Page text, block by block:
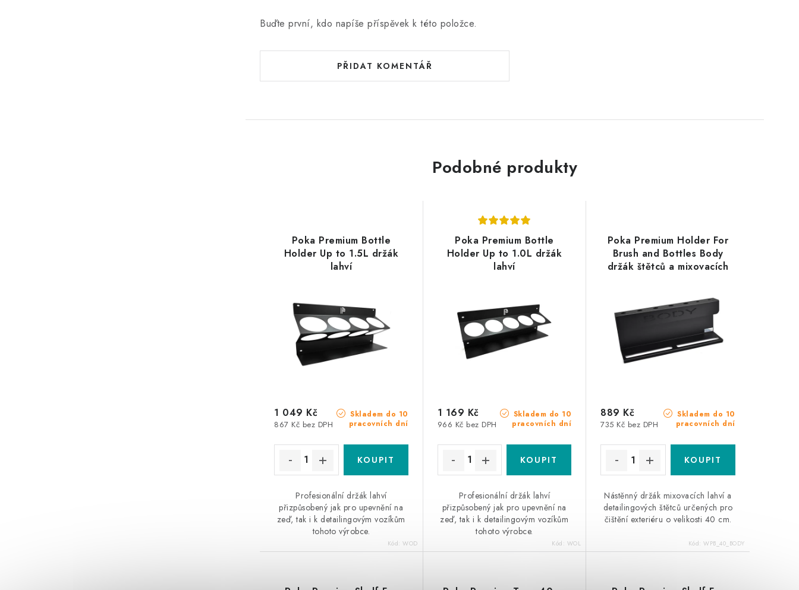
Buďte první, kdo napíše příspěvek k této položce.
PŘIDAT KOMENTÁŘ
Podobné produkty
Poka Premium Bottle
Holder Up to 1.5L držák
lahví
Skladem do 10
pracovních dní
867 Kč bez DPH
1 049 Kč
Profesionální držák lahví
přizpůsobený jak pro upevnění na
zeď, tak i k detailingovým vozíkům
tohoto výrobce.
Kód:WOD
Poka Premium Bottle
Holder Up to 1.0L držák
lahví
Skladem do 10
pracovních dní
966 Kč bez DPH
1 169 Kč
Profesionální držák lahví
přizpůsobený jak pro upevnění na
zeď, tak i k detailingovým vozíkům
tohoto výrobce.
Kód: WOL
Poka Premium Holder For
Brush and Bottles Body
držák štětců a mixovacích
Skladem do 10
pracovních dní
735 Kč bez DPH
889 Kč
Nástěnný držák mixovacích lahví a
detailingových štětců určených pro
čištění exteriéru o velikosti 40 cm.
Kód:WPB_40_BODY